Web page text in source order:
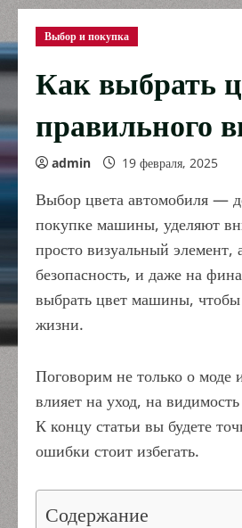
Выбор и покупка
Как выбрать
правильного
admin 19 февраля, 2025
Выбор цвета автомобиля —
покупке машины, уделяют
просто визуальный
безопасность, и даже на
выбрать цвет машины, чтобы
жизни.
Поговорим не только о моде
влияет на уход, на
К концу статьи вы будете
ошибки стоит избегать.
Содержание